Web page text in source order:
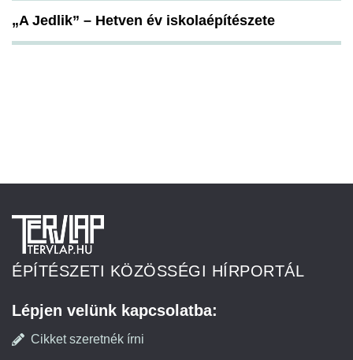
„A Jedlik” – Hetven év iskolaépítészete
ÉPÍTÉSZETI KÖZÖSSÉGI HÍRPORTÁL
Lépjen velünk kapcsolatba:
Cikket szeretnék írni